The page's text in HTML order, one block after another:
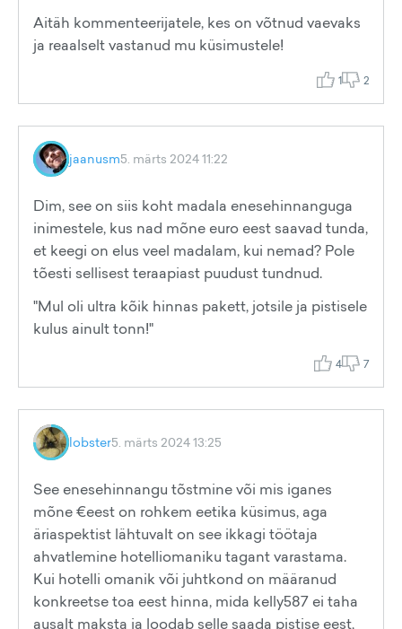
Aitäh kommenteerijatele, kes on võtnud vaevaks
ja reaalselt vastanud mu küsimustele!
1 2
jaanusm5. märts 2024 11:22
Dim, see on siis koht madala enesehinnanguga
inimestele, kus nad mõne euro eest saavad tunda,
et keegi on elus veel madalam, kui nemad? Pole
tõesti sellisest teraapiast puudust tundnud.
"Mul oli ultra kõik hinnas pakett, jotsile ja pistisele
kulus ainult tonn!"
4 7
lobster5. märts 2024 13:25
See enesehinnangu tõstmine või mis iganes
mõne €eest on rohkem eetika küsimus, aga
äriaspektist lähtuvalt on see ikkagi töötaja
ahvatlemine hotelliomaniku tagant varastama.
Kui hotelli omanik või juhtkond on määranud
konkreetse toa eest hinna, mida kelly587 ei taha
ausalt maksta ja loodab selle saada pistise eest,